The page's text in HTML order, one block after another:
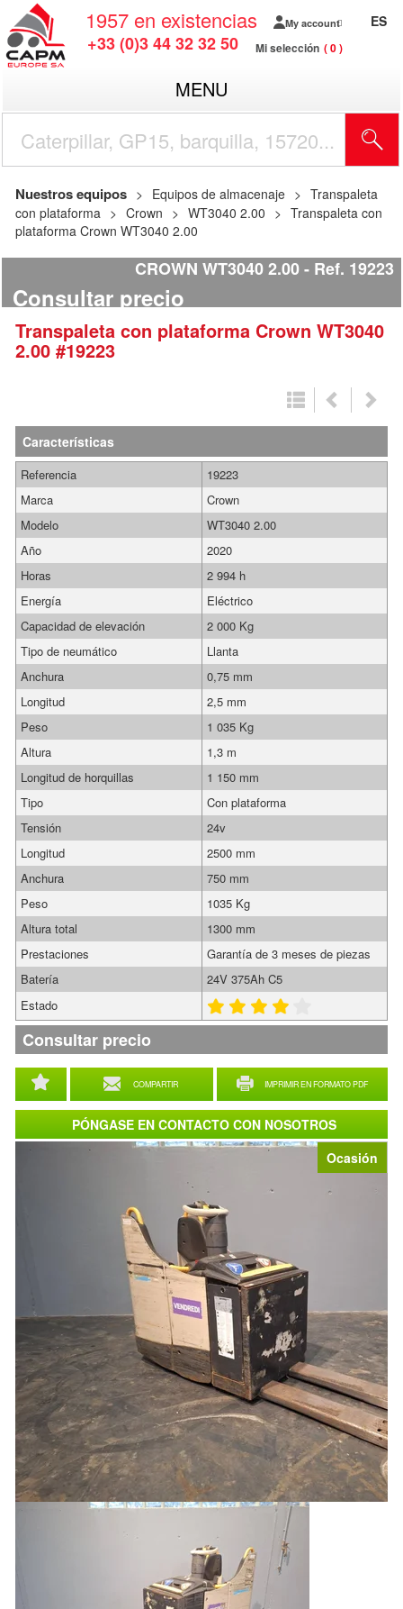
1957 en existencias
+33 (0)3 44 32 32 50
My account
Mi selección 0
ES
MENU
Nuestros equipos Equipos de almacenaje
Transpaleta
con plataforma
Crown WT3040 2.00
Transpaleta con
plataforma Crown WT3040 2.00
CROWN WT3040 2.00 Ref. 19223
Consultar precio
Transpaleta con plataforma Crown WT3040
2.00 #19223
Ocasión
Características
COMPARTIR IMPRIMIR EN FORMATO PDF
Referencia
19223
Marca
Crown
Modelo
WT3040 2.00
Año
2020
Horas
2 994 h
Energía
Eléctrico
Capacidad de elevación
2 000 Kg
Tipo de neumático
Llanta
Anchura
0,75 mm
Longitud
2,5 mm
Peso
1 035 Kg
Altura
1,3 m
Longitud de horquillas
1 150 mm
Tipo
Con plataforma
Tensión
24v
Longitud
2500 mm
Anchura
750 mm
Peso
1035 Kg
Altura total
1300 mm
Prestaciones
Garantía de 3 meses de piezas
Batería
24V 375Ah C5
Estado
Consultar precio
PÓNGASE EN CONTACTO CON NOSOTROS